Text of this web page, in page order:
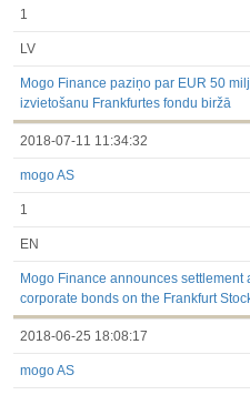
1
LV
Mogo Finance paziņo par EUR 50
izvietošanu Frankfurtes fondu biržā
2018-07-11 11:34:32
mogo AS
1
EN
Mogo Finance announces
corporate bonds on the Frankfurt
2018-06-25 18:08:17
mogo AS